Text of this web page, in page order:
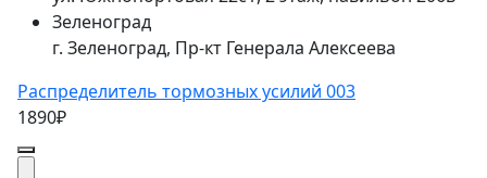
Зеленоград
г. Зеленоград, Пр-кт Генерала Алексеева
Распределитель тормозных усилий 003
1890₽